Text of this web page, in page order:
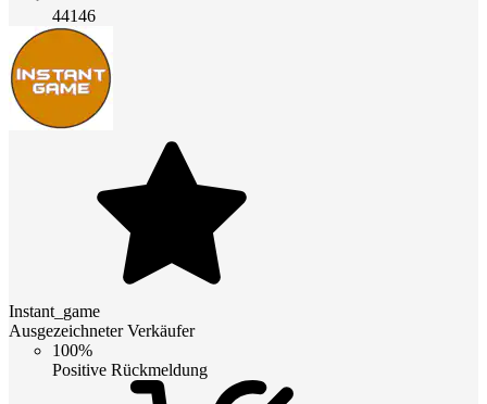
44146
Instant_game
Ausgezeichneter Verkäufer
100%
Positive Rückmeldung